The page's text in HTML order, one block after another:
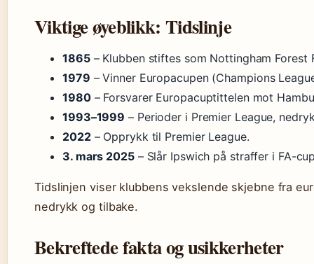
Viktige øyeblikk: Tidslinje
1865– Klubben stiftes som Nottingham Forest
1979 – Vinner Europacupen (Champions
1980– Forsvarer Europacuptittelen mot
1993–1999 – Perioder i Premier League,
2022– Opprykk til Premier League.
3. mars 2025– Slår Ipswich på straffer i FA-
Tidslinjen viser klubbens vekslende skjebne fra
nedrykk og tilbake.
Bekreftede fakta og usikkerheter